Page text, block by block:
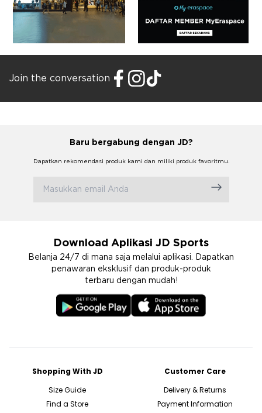
Join the conversation
Baru bergabung dengan JD?
Dapatkan rekomendasi produk kami dan miliki produk favoritmu.
Download Aplikasi JD Sports
Belanja 24/7 di mana saja melalui aplikasi. Dapatkan
penawaran eksklusif dan produk-produk
terbaru dengan mudah!
Shopping With JD
Size Guide
Find a Store
Customer Care
Delivery & Returns
Payment Information